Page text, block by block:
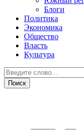
Блоги
Политика
Экономика
Общество
Власть
Культура